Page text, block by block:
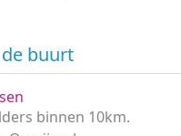
buurt
binnen 10km.